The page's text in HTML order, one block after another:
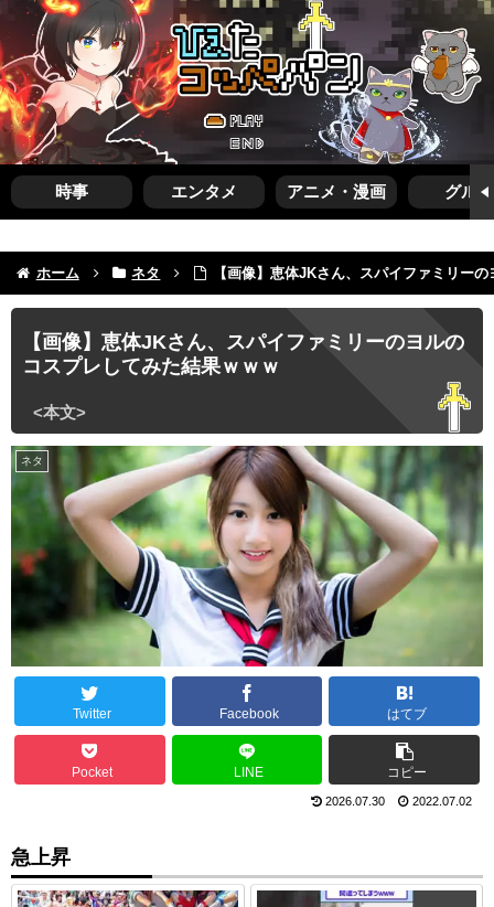
時事 エンタメ アニメ・漫画 グルメ
ホーム ネタ 【画像】恵体JKさん、スパイファミリー
【画像】恵体JKさん、スパイファミリーのヨルの
コスプレしてみた結果ｗｗｗ
ネタ
Twitter Facebook はてブ
Pocket LINE コピー
2026.07.30 2022.07.02
急上昇